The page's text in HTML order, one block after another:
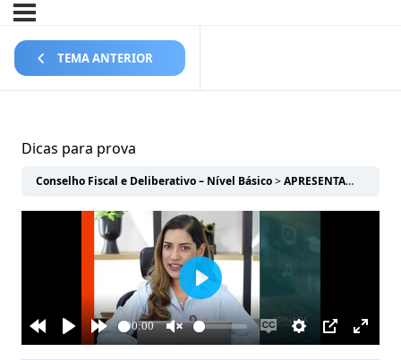
TEMA ANTERIOR
Dicas para prova
Conselho Fiscal e Deliberativo – Nível Básico APRESENTAÇÃO